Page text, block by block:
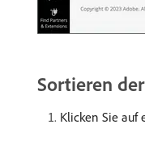
Sortieren
Klicken Sie auf